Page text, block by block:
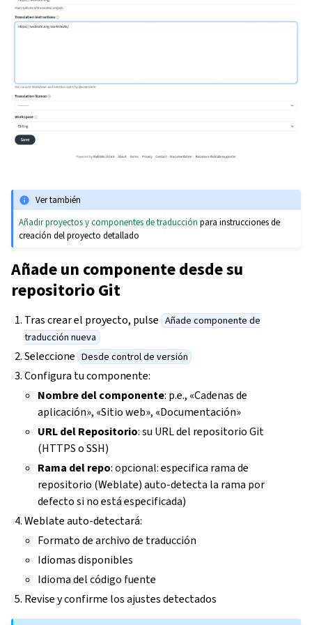
Ver también
Añadir proyectos y componentes de traducción para instrucciones de
creación del proyecto detallado
Añade un componente desde su
repositorio Git
Tras crear el proyecto, pulse Añade componente de
traducción nueva
Seleccione Desde control de versión
Configura tu componente:
Nombre del componente: p.e., «Cadenas de
aplicación», «Sitio web», «Documentación»
URL del Repositorio: su URL del repositorio Git
(HTTPS o SSH)
Rama del repo: opcional: especifica rama de
repositorio (Weblate) auto-detecta la rama por
defecto si no está especificada)
Weblate auto-detectará:
Formato de archivo de traducción
Idiomas disponibles
Idioma del código fuente
Revise y confirme los ajustes detectados